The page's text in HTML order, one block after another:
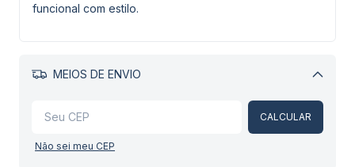
funcional com estilo.
MEIOS DE ENVIO
Alterar CEP
CALCULAR
Não sei meu CEP